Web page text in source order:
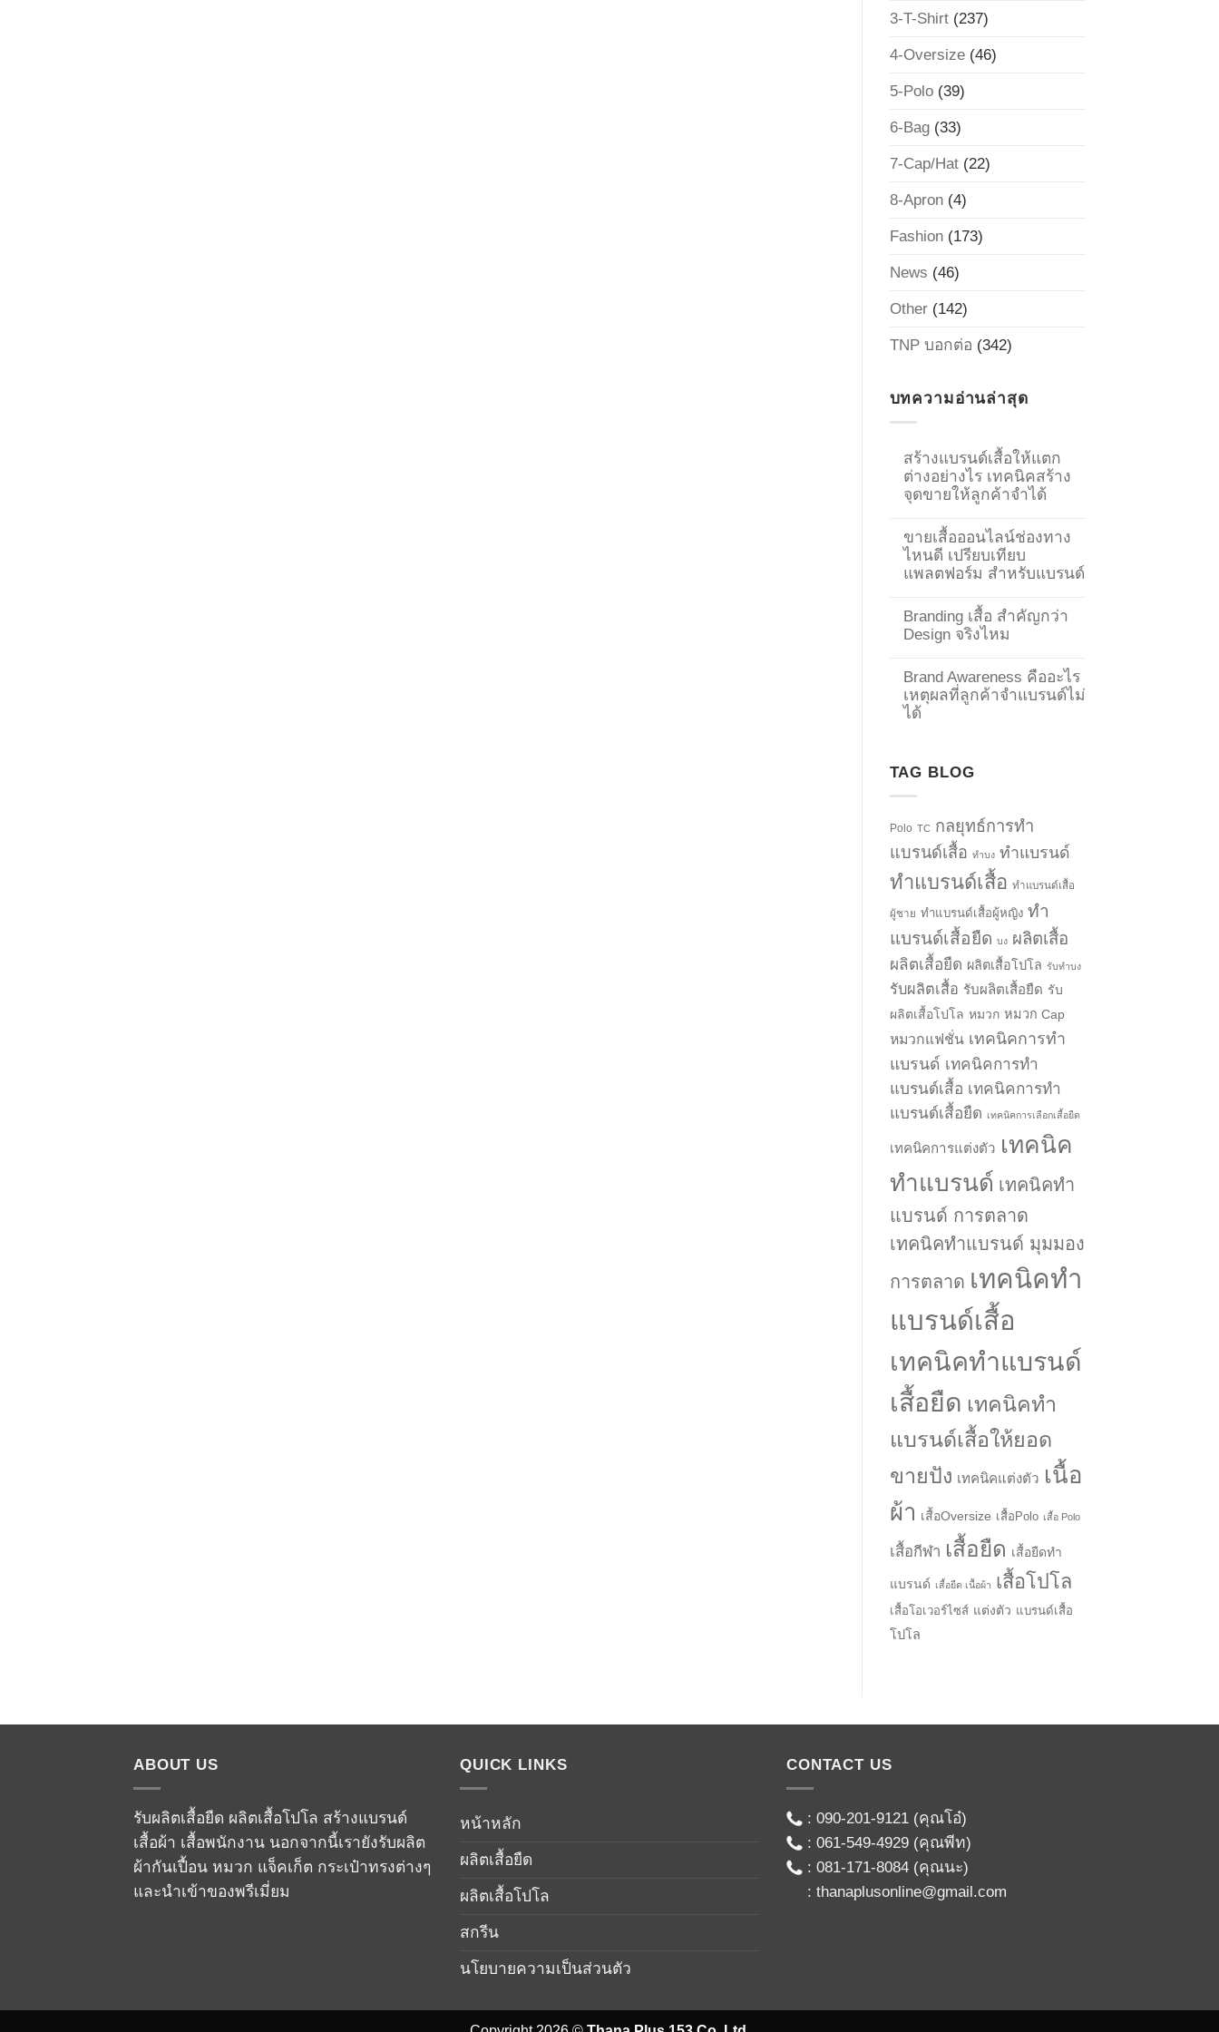
3-T-Shirt(237)
4-Oversize(46)
5-Polo(39)
6-Bag(33)
7-Cap/Hat(22)
8-Apron(4)
Fashion(173)
News (46)
Other(142)
TNP บอกต่อ (342)
บทความอ่านล่าสุด
สร้างแบรนด์เสื้อให้แตก
ต่างอย่างไร เทคนิคสร้าง
จุดขายให้ลูกค้าจำได้
ขายเสื้อออนไลน์ช่องทาง
ไหนดี เปรียบเทียบ
แพลตฟอร์ม สำหรับแบรนด์
Branding เสื้อ สำคัญกว่า
Design จริงไหม
Brand Awareness คืออะไร
เหตุผลที่ลูกค้าจำแบรนด์ไม่
ได้
TAG BLOG
Polo TC กลยุทธ์การทำ
แบรนด์เสื้อ ทำบง ทำแบรนด์
ทำแบรนด์เสื้อ ทำแบรนด์เสื้อ
ผู้ชาย ทำแบรนด์เสื้อผู้หญิง ทำ
แบรนด์เสื้อยืด บง ผลิตเสื้อ
ผลิตเสื้อยืด ผลิตเสื้อโปโล รับทำบง
รับผลิตเสื้อ รับผลิตเสื้อยืด รับ
ผลิตเสื้อโปโล หมวก หมวก Cap
หมวกแฟชั่น เทคนิคการทำ
แบรนด์ เทคนิคการทำ
แบรนด์เสื้อ เทคนิคการทำ
แบรนด์เสื้อยืด เทคนิคการเลือกเสื้อยืด
เทคนิคการแต่งตัว เทคนิค
ทำแบรนด์ เทคนิคทำ
แบรนด์ การตลาด
เทคนิคทำแบรนด์ มุมมอง
การตลาด เทคนิคทำ
แบรนด์เสื้อ
เทคนิคทำแบรนด์
เสื้อยืด เทคนิคทำ
แบรนด์เสื้อให้ยอด
ขายปัง เทคนิคแต่งตัว เนื้อ
ผ้า เสื้อOversize เสื้อPolo เสื้อ Polo
เสื้อกีฬา เสื้อยืด เสื้อยืดทำ
แบรนด์ เสื้อยืด เนื้อผ้า เสื้อโปโล
เสื้อโอเวอร์ไซส์ แต่งตัว แบรนด์เสื้อ
โปโล
ABOUT US
รับผลิตเสื้อยืด ผลิตเสื้อโปโล สร้างแบรนด์
เสื้อผ้า เสื้อพนักงาน นอกจากนี้เรายังรับผลิต
ผ้ากันเปื้อน หมวก แจ็คเก็ต กระเป๋าทรงต่างๆ
และนำเข้าของพรีเมี่ยม
QUICK LINKS
หน้าหลัก
ผลิตเสื้อยืด
ผลิตเสื้อโปโล
สกรีน
นโยบายความเป็นส่วนตัว
CONTACT US
: 090-201-9121(คุณโอ๋)
: 061-549-4929(คุณพีท)
: 081-171-8084(คุณนะ)
: thanaplusonline@gmail.com